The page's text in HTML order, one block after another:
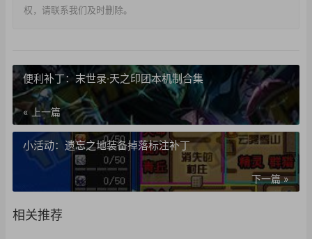
权，请联系我们及时删除。
便利补丁：末世录·天之印团本机制合集
« 上一篇
小活动：遗忘之地装备掉落标注补丁
下一篇 »
相关推荐